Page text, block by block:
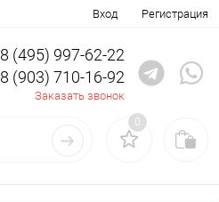
Вход Регистрация
8 (495) 997-62-22
8 (903) 710-16-92
Заказать звонок
0